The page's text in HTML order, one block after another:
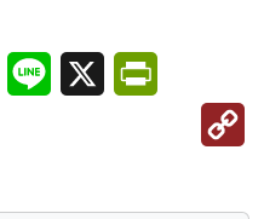
LinkedInLine X